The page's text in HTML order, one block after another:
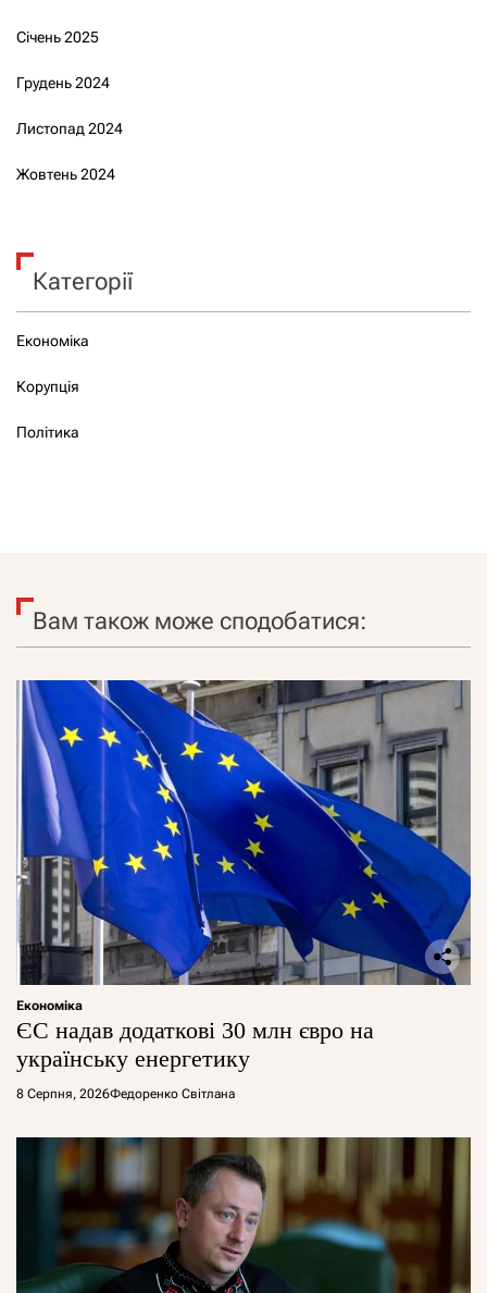
Січень 2025
Грудень 2024
Листопад 2024
Жовтень 2024
Категорії
Економіка
Корупція
Політика
Вам також може сподобатися:
Економіка
ЄС надав додаткові 30 млн євро на
українську енергетику
8 Серпня, 2026Федоренко Світлана